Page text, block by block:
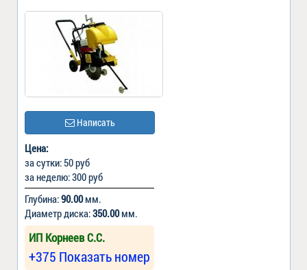
Написать
Цена:
за сутки: 50 руб
за неделю: 300 руб
Глубина:90.00мм.
Диаметр диска:350.00мм.
ИП Корнеев С.С.
+375 Показать номер